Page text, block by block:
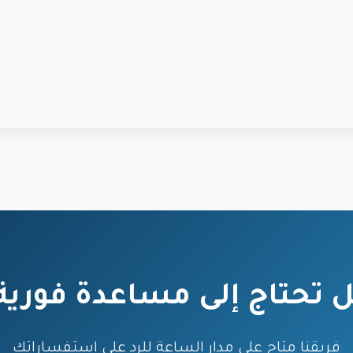
تحتاج إلى مساعدة
فريقنا متاح على مدار الساعة للرد على استفساراتك